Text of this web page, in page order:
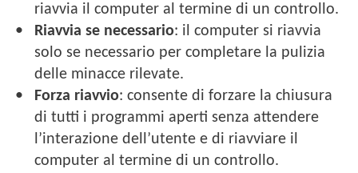
riavvia il computer al termine di un controllo.
Riavvia se necessario: il computer si riavvia
solo se necessario per completare la pulizia
delle minacce rilevate.
Forza riavvio: consente di forzare la chiusura
di tutti i programmi aperti senza attendere
l’interazione dell’utente e di riavviare il
computer al termine di un controllo.